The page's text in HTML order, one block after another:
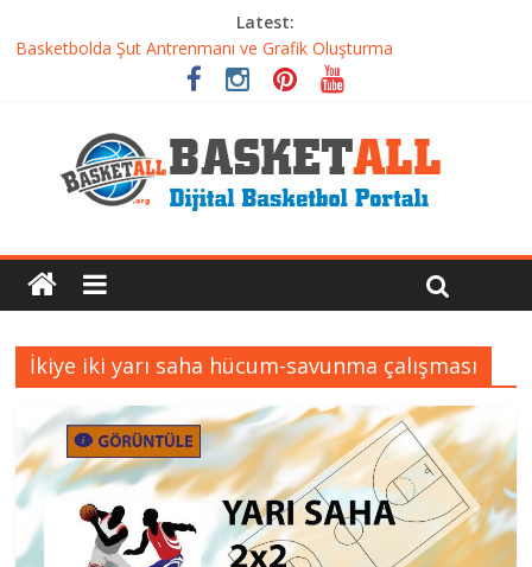
Latest:
Basketbolda Şut Antrenmanı ve Grafik Oluşturma
Iverson’dan Kyrie’e: Top Sürme Sanatının Dramatik Evrimi
Dünyanın En İyi Basketbol Takımı: Gerçek Şampiyon Kim?
Basketbolcu Beslenmesi: Performansı Artıran Bilimsel
Yaklaşımlar
İkiye iki yarı saha hücum-savunma çalışması